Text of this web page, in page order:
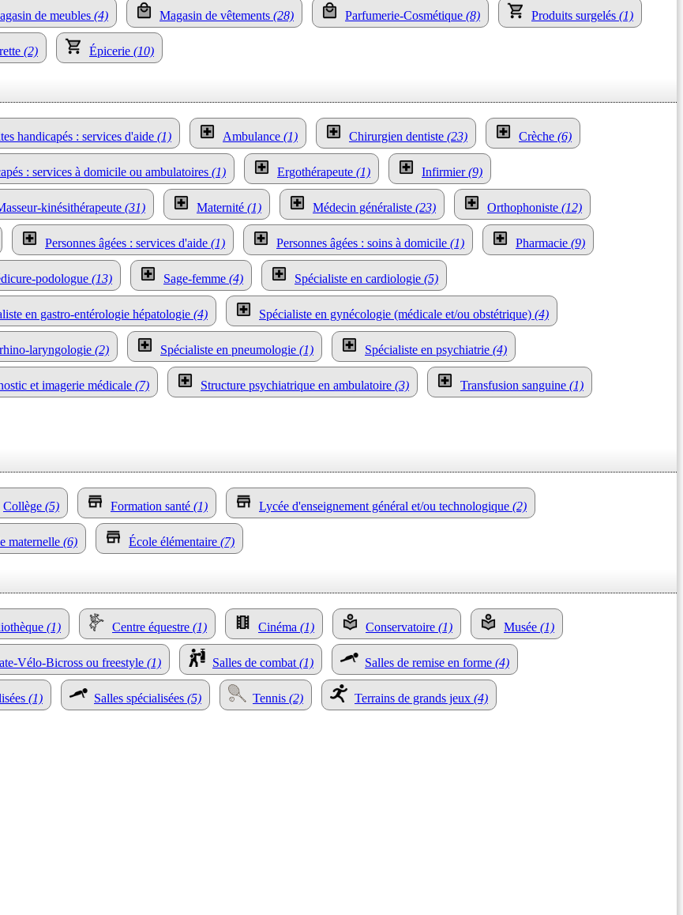
de meubles (4) Magasin de vêtements (28) Parfumerie-Cosmétique (8) Produits surgelés (1)
(2) Épicerie (10)
handicapés : services d'aide (1) Ambulance (1) Chirurgien dentiste (23) Crèche (6)
: services à domicile ou ambulatoires (1) Ergothérapeute (1) Infirmier(9)
kinésithérapeute (31) Maternité (1) Médecin généraliste (23) Orthophoniste (12)
Personnes âgées : services d'aide (1) Personnes âgées : soins à domicile (1) Pharmacie (9)
podologue (13) Sage-femme (4) Spécialiste en cardiologie (5)
en gastro-entérologie hépatologie (4) Spécialiste en gynécologie (médicale et/ou obstétrique) (4)
laryngologie (2) Spécialiste en pneumologie (1) Spécialiste en psychiatrie (4)
et imagerie médicale (7) Structure psychiatrique en ambulatoire (3) Transfusion sanguine (1)
Collège (5) Formation santé (1) Lycée d'enseignement général et/ou technologique (2)
maternelle (6) École élémentaire (7)
(1) Centre équestre (1) Cinéma (1) Conservatoire (1) Musée (1)
Vélo-Bicross ou freestyle (1) Salles de combat (1) Salles de remise en forme (4)
(1) Salles spécialisées (5) Tennis (2) Terrains de grands jeux (4)